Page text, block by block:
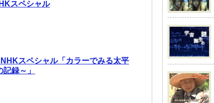
スペシャル
スペシャル「カラーでみる太平
録～」